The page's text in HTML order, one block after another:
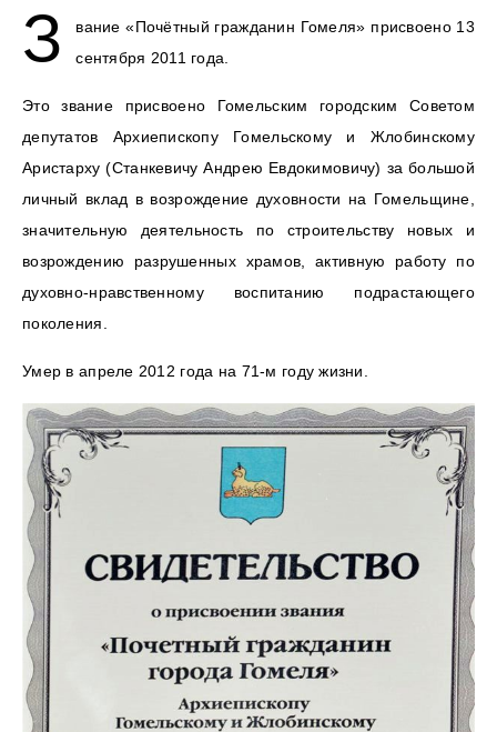
З
вание «Почётный гражданин Гомеля» присвоено 13
сентября 2011 года.
Это звание присвоено Гомельским городским Советом
депутатов Архиепископу Гомельскому и Жлобинскому
Аристарху (Станкевичу Андрею Евдокимовичу) за большой
личный вклад в возрождение духовности на Гомельщине,
значительную деятельность по строительству новых и
возрождению разрушенных храмов, активную работу по
духовно-нравственному воспитанию подрастающего
поколения.
Умер в апреле 2012 года на 71-м году жизни.